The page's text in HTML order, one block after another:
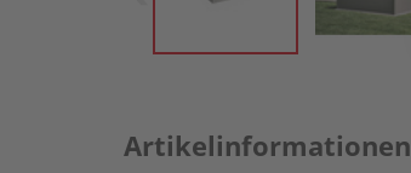
Artikelinformationen